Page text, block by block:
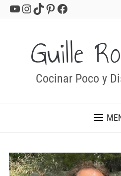
YouTube
Instagram
TikTok
Pinterest
Facebook
Guille
Cocinar Poco y